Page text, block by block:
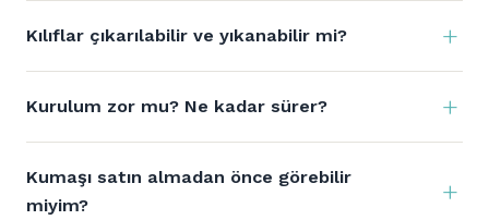
Kılıflar çıkarılabilir ve yıkanabilir mi?
Kurulum zor mu? Ne kadar sürer?
Kumaşı satın almadan önce görebilir
miyim?